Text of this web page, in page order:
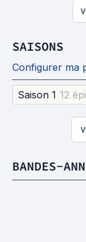
SAISONS
Configurer ma
Saison 1 12
BANDES-